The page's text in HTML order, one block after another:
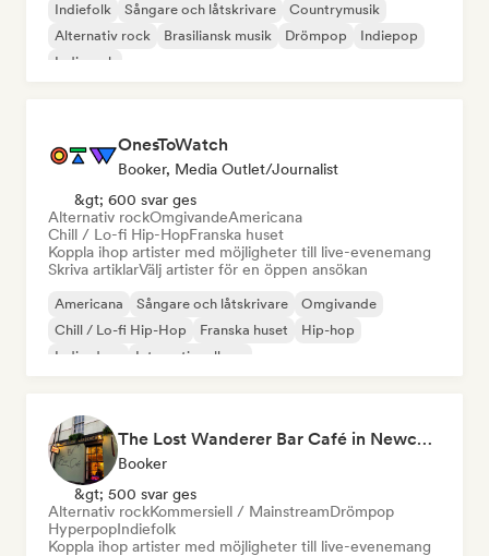
Indiefolk Sångare och låtskrivare
Countrymusik
Alternativ rock
Brasiliansk musik Drömpop
Indiepop
Indierock
OnesToWatch
Booker, Media Outlet/Journalist
&gt; 600 svar ges
Alternativ rockOmgivandeAmericana
Chill / Lo-fi Hip-HopFranska huset
Koppla ihop artister med möjligheter till live-evenemang
Skriva artiklarVälj artister för en öppen ansökan
Americana Sångare och låtskrivare
Omgivande
Chill / Lo-fi Hip-Hop
Franska huset
Hip-hop
Indie-dans
Internationell rap
The Lost Wanderer Bar Café in Newcastle
Booker
&gt; 500 svar ges
Alternativ rockKommersiell / MainstreamDrömpop
HyperpopIndiefolk
Koppla ihop artister med möjligheter till live-evenemang